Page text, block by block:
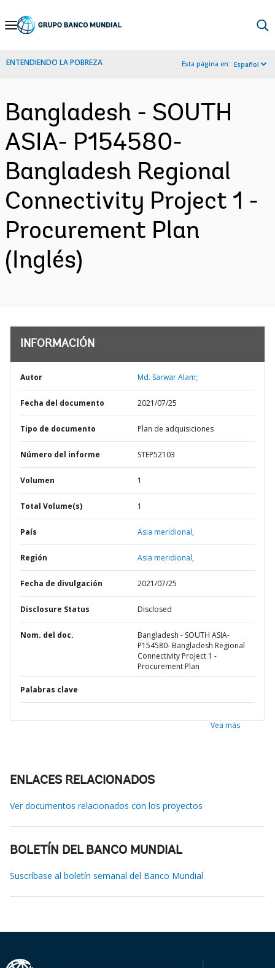
Skip
Navigation
ENTENDIENDO LA POBREZA Esta página en: Español
Bangladesh - SOUTH
ASIA- P154580-
Bangladesh Regional
Connectivity Project 1 -
Procurement Plan
(Inglés)
INFORMACIÓN
Autor Md. Sarwar Alam;
Fecha del documento 2021/07/25
Tipo de documento Plan de adquisiciones
Número del informe STEP52103
Volumen 1
Total Volume(s) 1
País Asia meridional,
Región Asia meridional,
Fecha de divulgación 2021/07/25
Disclosure Status Disclosed
Nom. del doc.
Bangladesh - SOUTH ASIA-
P154580- Bangladesh Regional
Connectivity Project 1 -
Procurement Plan
Palabras clave
Vea más
ENLACES RELACIONADOS
Ver documentos relacionados con los proyectos
BOLETÍN DEL BANCO MUNDIAL
Suscríbase al boletín semanal del Banco Mundial